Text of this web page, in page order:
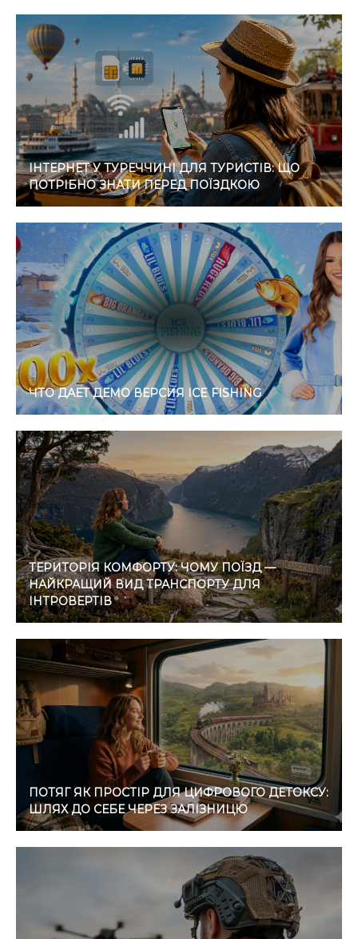
ІНТЕРНЕТ У ТУРЕЧЧИНІ ДЛЯ ТУРИСТІВ: ЩО
ПОТРІБНО ЗНАТИ ПЕРЕД ПОЇЗДКОЮ
ЧТО ДАЕТ ДЕМО ВЕРСИЯ ICE FISHING
ТЕРИТОРІЯ КОМФОРТУ: ЧОМУ ПОЇЗД —
НАЙКРАЩИЙ ВИД ТРАНСПОРТУ ДЛЯ
ІНТРОВЕРТІВ
ПОТЯГ ЯК ПРОСТІР ДЛЯ ЦИФРОВОГО ДЕТОКСУ:
ШЛЯХ ДО СЕБЕ ЧЕРЕЗ ЗАЛІЗНИЦЮ